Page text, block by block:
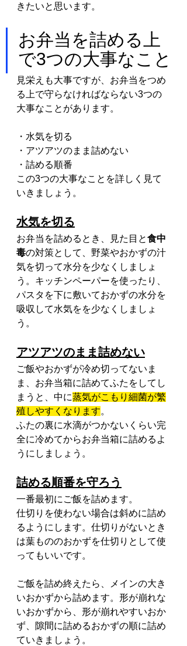
きたいと思います。
お弁当を詰める上
で3つの大事なこと
見栄えも大事ですが、お弁当をつめ
る上で守らなければならない3つの
大事なことがあります。
・水気を切る
・アツアツのまま詰めない
・詰める順番
この3つの大事なことを詳しく見て
いきましょう。
水気を切る
お弁当を詰めるとき、見た目と食中
毒の対策として、野菜やおかずの汁
気を切って水分を少なくしましょ
う。キッチンペーパーを使ったり、
パスタを下に敷いておかずの水分を
吸収して水気をを少なくしましょ
う。
アツアツのまま詰めない
ご飯やおかずが冷め切ってないま
ま、お弁当箱に詰めてふたをしてし
まうと、中に蒸気がこもり細菌が繁
殖しやすくなります。
ふたの裏に水滴がつかないくらい完
全に冷めてからお弁当箱に詰めるよ
うにしましょう。
詰める順番を守ろう
一番最初にご飯を詰めます。
仕切りを使わない場合は斜めに詰め
るようにします。仕切りがないとき
は葉もののおかずを仕切りとして使
ってもいいです。
ご飯を詰め終えたら、メインの大き
いおかずから詰めます。形が崩れな
いおかずから、形が崩れやすいおか
ず、隙間に詰めるおかずの順に詰め
ていきましょう。